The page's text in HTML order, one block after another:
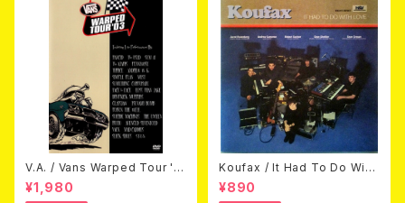
V.A. / Vans Warped Tour '0
3 (DVD)
¥1,980
Koufax / It Had To Do With
Love (CD)
¥890